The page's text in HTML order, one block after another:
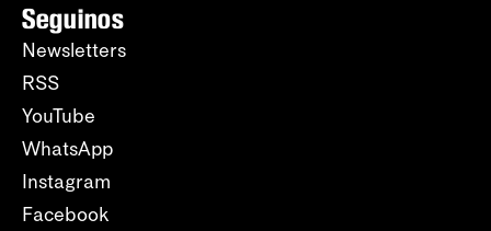
Seguinos
Newsletters
RSS
YouTube
WhatsApp
Instagram
Facebook